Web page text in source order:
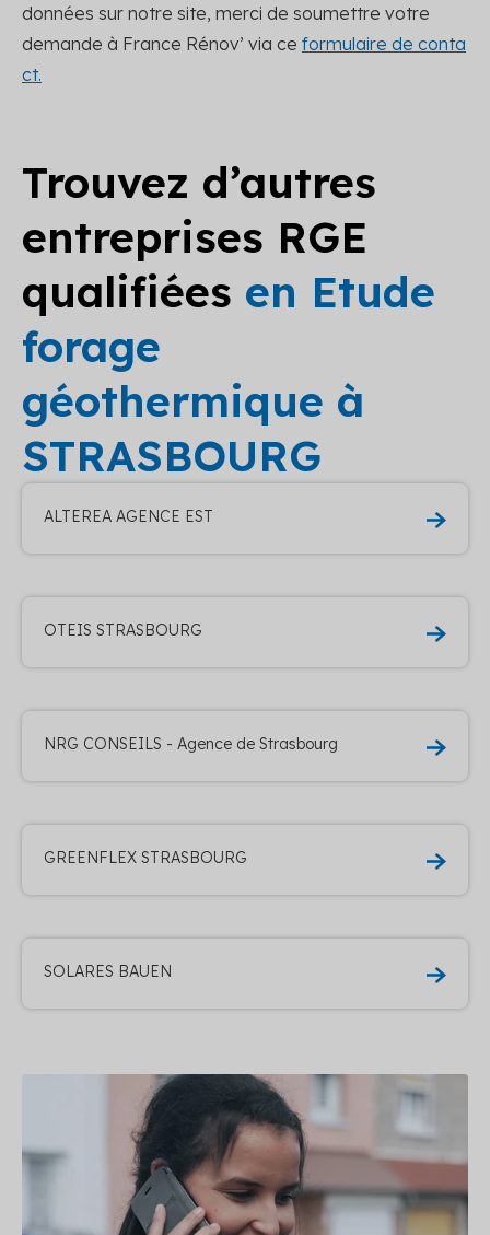
données sur notre site, merci de soumettre votre
demande à France Rénov’ via ce formulaire de conta
ct.
Trouvez d’autres
entreprises RGE
qualifiées en Etude
forage
géothermique à
STRASBOURG
ALTEREA AGENCE EST
OTEIS STRASBOURG
NRG CONSEILS - Agence de Strasbourg
GREENFLEX STRASBOURG
SOLARES BAUEN